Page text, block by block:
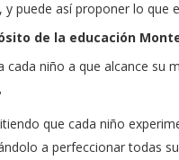
y puede así proponer lo que
de la educación
cada niño a que alcance su
que cada niño
a perfeccionar todas